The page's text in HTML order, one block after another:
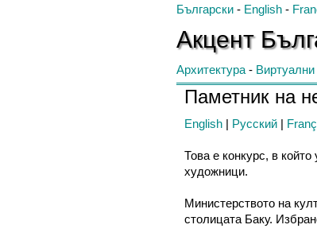
Български - English -
Акцент
Архитектура - Виртуални
Паметник на
English | Русский |
Това е конкурс, в
художници.
Министерството на
столицата Баку.